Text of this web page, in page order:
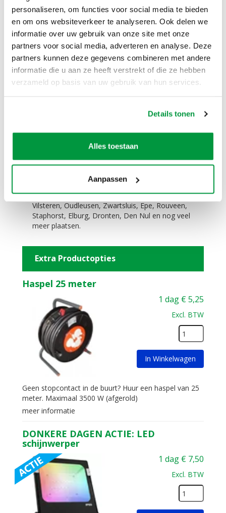
personaliseren, om functies voor social media te bieden
en om ons websiteverkeer te analyseren. Ook delen we
informatie over uw gebruik van onze site met onze
partners voor social media, adverteren en analyse. Deze
partners kunnen deze gegevens combineren met andere
informatie die u aan ze heeft verstrekt of die ze hebben
verzameld op basis van uw gebruik van hun services.
Details tonen
Alles toestaan
Aanpassen
De blower van 360 Watt
Eenvoudig te vervoeren!
De opblaasbare zuster 70 jaar past (zonder lucht)
in elke auto. Zelfs in een Smart is dit geen
probleem.
Zelf ophalen / bezorgen:
te halen. Het is ook mogelijk om dit product te
Niet alleen in Zwolle in de verhuur, maar ook in
Hattem, Hasselt, Dalfsen, Kampen, Wijhe,
Oldebroek, Ommen, Meppel, Steenwijk, 't Harde,
Wezep, Olst, Genemuiden, Zwartewaterland,
Heerde, Vaassen, Veessen, Epe, Oene, Balkbrug,
Dedemsvaart, Heino, Raalte, Lelmelerveld,
Vilsteren, Oudleusen, Zwartsluis, Epe, Rouveen,
Staphorst, Elburg, Dronten, Den Nul en nog veel
meer plaatsen.
Extra Productopties
Haspel 25 meter
1 dag €5,25
Excl. BTW
In Winkelwagen
Geen stopcontact in de buurt? Huur een haspel van 25
meter. Maximaal 3500 W (afgerold)
meer informatie
DONKERE DAGEN ACTIE: LED
schijnwerper
1 dag € 7,50
Excl. BTW